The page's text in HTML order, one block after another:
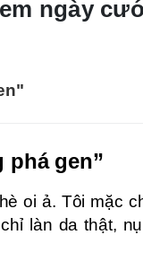
ngày
phá gen”
oi ả. Tôi mặc
làn da thật,